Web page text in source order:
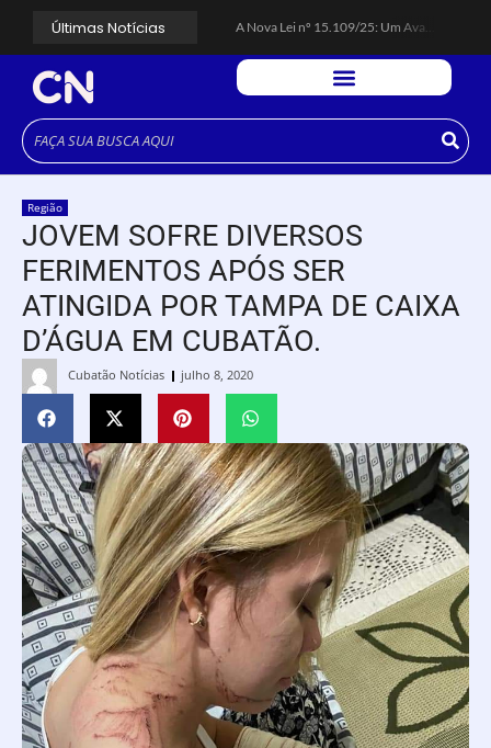
Últimas Notícias
A Nova Lei nº 15.109/25: Um Avanço na Garantia dos Honorários Advocatícios.
Espingarda roubada de agentes de segurança ferroviária é recuperada na Vila Esperança.
Polícia Rodoviária resgata bicho-preguiça na Rodovia dos Imigrantes, em Cubatão.
Cubatão tem vasta programação no Mês da Mulher: atividades começam nesta sexta (7).
Vigilantes são atacados por criminosos armados durante escolta de carga na Vila Esperança.
Região
JOVEM SOFRE DIVERSOS
FERIMENTOS APÓS SER
ATINGIDA POR TAMPA DE CAIXA
D’ÁGUA EM CUBATÃO.
Cubatão Notícias julho 8, 2020